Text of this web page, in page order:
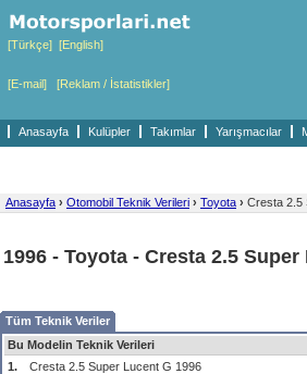
[Türkçe] [English]
[E-mail] [Reklam / İstatistikler]
Anasayfa Kulüpler Takımlar Yarışmacılar
Anasayfa › Otomobil Teknik Verileri › Toyota › Cresta 2.5
1996 - Toyota - Cresta 2.5 Super
Tüm Teknik Veriler
Bu Modelin Teknik Verileri
1.
Cresta 2.5 Super Lucent G 1996